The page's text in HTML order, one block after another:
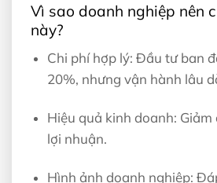
Vì sao doanh nghiệp nên
này?
Chi phí hợp lý: Đầu tư ban
20%, nhưng vận hành lâu
Hiệu quả kinh doanh: Giảm
lợi nhuận.
Hình ảnh doanh nghiệp: